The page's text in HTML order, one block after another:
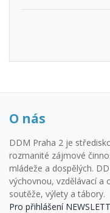
O nás
DDM Praha 2 je
rozmanité zájmové
mládeže a dospělých.
výchovnou, vzdělávací a
soutěže, výlety a tábory.
Pro přihlášení